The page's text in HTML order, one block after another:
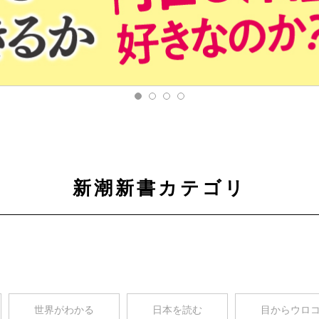
新潮新書カテゴリ
世界がわかる 日本を読む 目からウロ